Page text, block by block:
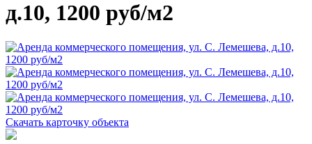
д.10, 1200 руб/м2
Скачать карточку объекта